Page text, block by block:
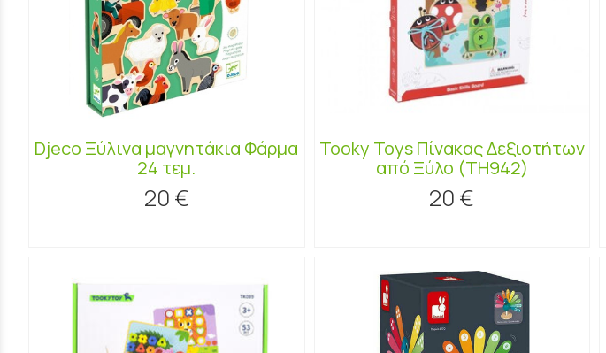
Djeco Ξύλινα μαγνητάκια Φάρμα
24 τεμ.
20 €
Tooky Toys Πίνακας Δεξιοτήτων
από Ξύλο (TH942)
20 €